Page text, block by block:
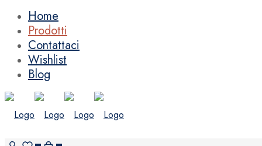
Home
Prodotti
Contattaci
Wishlist
Blog